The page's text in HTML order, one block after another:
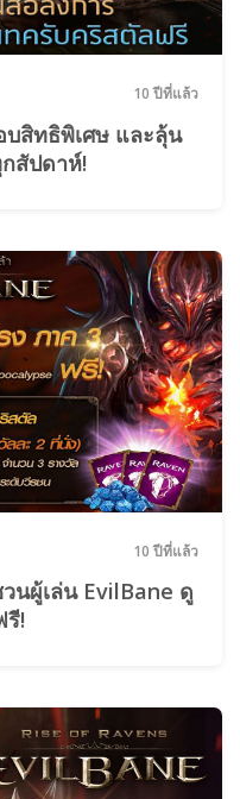
10 ปีที่แล้ว
บสิทธิพิเศษ และลุ้น
สัปดาห์!
10 ปีที่แล้ว
นผู้เล่น EvilBane ดู
!